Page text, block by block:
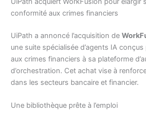
conformité aux crimes financiers
UiPath a annoncé l’acquisition de
une suite spécialisée d’agents IA
aux crimes financiers à sa plateforme
d’orchestration. Cet achat vise à
dans les secteurs bancaire et financier.
Une bibliothèque prête à l’emploi